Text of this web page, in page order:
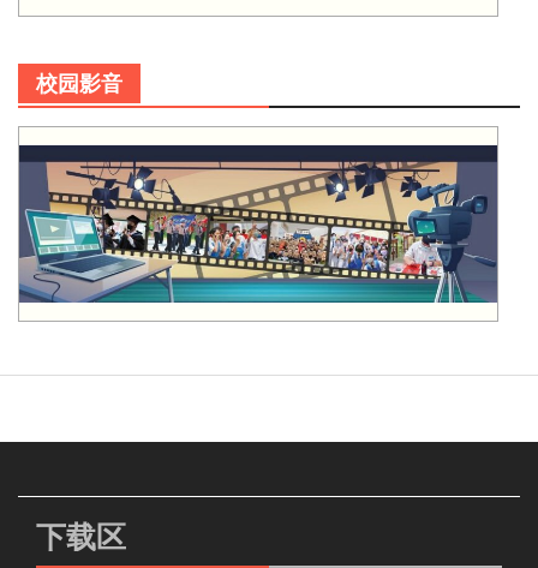
校园影音
下载区